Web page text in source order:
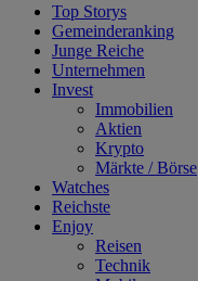
Top Storys
Gemeinderanking
Junge Reiche
Unternehmen
Invest
Immobilien
Aktien
Krypto
Märkte / Börse
Watches
Reichste
Enjoy
Reisen
Technik